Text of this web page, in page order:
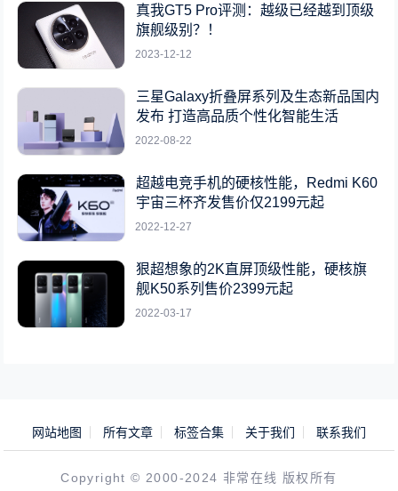
真我GT5 Pro评测：越级已经越到顶级
旗舰级别？！
2023-12-12
三星Galaxy折叠屏系列及生态新品国内
发布 打造高品质个性化智能生活
2022-08-22
超越电竞手机的硬核性能，Redmi K60
宇宙三杯齐发售价仅2199元起
2022-12-27
狠超想象的2K直屏顶级性能，硬核旗
舰K50系列售价2399元起
2022-03-17
网站地图 所有文章 标签合集 关于我们 联系我们
Copyright © 2000-2024 非常在线 版权所有